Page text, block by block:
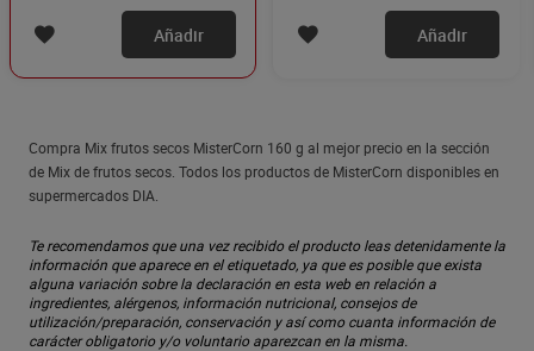
Añadir Añadir
Compra Mix frutos secos MisterCorn 160 g al mejor precio en la sección
de Mix de frutos secos. Todos los productos de MisterCorn disponibles en
supermercados DIA.
Te recomendamos que una vez recibido el producto leas detenidamente la
información que aparece en el etiquetado, ya que es posible que exista
alguna variación sobre la declaración en esta web en relación a
ingredientes, alérgenos, información nutricional, consejos de
utilización/preparación, conservación y así como cuanta información de
carácter obligatorio y/o voluntario aparezcan en la misma.